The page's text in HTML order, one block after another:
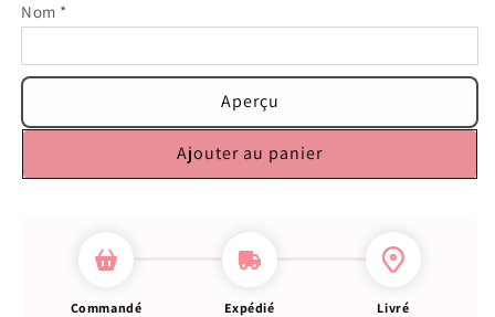
Nom *
Aperçu
Ajouter au panier
Commandé
Expédié
Livré